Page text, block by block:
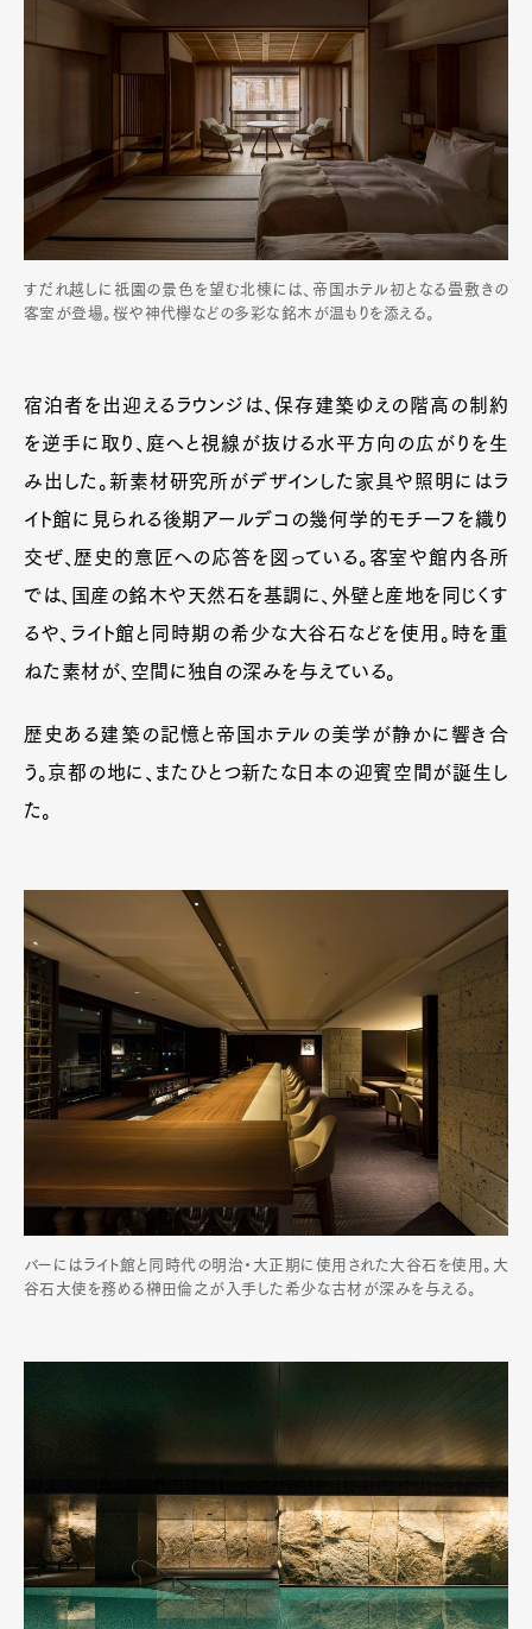
すだれ越しに祇園の景色を望む北棟には、帝国ホテル初となる畳敷きの
客室が登場。桜や神代欅などの多彩な銘木が温もりを添える。
宿泊者を出迎えるラウンジは、保存建築ゆえの階高の制約
を逆手に取り、庭へと視線が抜ける水平方向の広がりを生
み出した。新素材研究所がデザインした家具や照明にはラ
イト館に見られる後期アールデコの幾何学的モチーフを織り
交ぜ、歴史的意匠への応答を図っている。客室や館内各所
では、国産の銘木や天然石を基調に、外壁と産地を同じくす
るや、ライト館と同時期の希少な大谷石などを使用。時を重
ねた素材が、空間に独自の深みを与えている。
歴史ある建築の記憶と帝国ホテルの美学が静かに響き合
う。京都の地に、またひとつ新たな日本の迎賓空間が誕生し
た。
バーにはライト館と同時代の明治・大正期に使用された大谷石を使用。大
谷石大使を務める榊田倫之が入手した希少な古材が深みを与える。